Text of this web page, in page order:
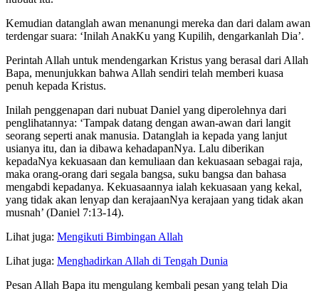
Kemudian datanglah awan menanungi mereka dan dari dalam awan
terdengar suara: ‘Inilah AnakKu yang Kupilih, dengarkanlah Dia’.
Perintah Allah untuk mendengarkan Kristus yang berasal dari Allah
Bapa, menunjukkan bahwa Allah sendiri telah memberi kuasa
penuh kepada Kristus.
Inilah penggenapan dari nubuat Daniel yang diperolehnya dari
penglihatannya: ‘Tampak datang dengan awan-awan dari langit
seorang seperti anak manusia. Datanglah ia kepada yang lanjut
usianya itu, dan ia dibawa kehadapanNya. Lalu diberikan
kepadaNya kekuasaan dan kemuliaan dan kekuasaan sebagai raja,
maka orang-orang dari segala bangsa, suku bangsa dan bahasa
mengabdi kepadanya. Kekuasaannya ialah kekuasaan yang kekal,
yang tidak akan lenyap dan kerajaanNya kerajaan yang tidak akan
musnah’ (Daniel 7:13-14).
Lihat juga: Mengikuti Bimbingan Allah
Lihat juga: Menghadirkan Allah di Tengah Dunia
Pesan Allah Bapa itu mengulang kembali pesan yang telah Dia